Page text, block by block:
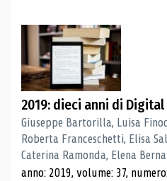
2019: dieci anni di Digital
Giuseppe Bartorilla, Luisa
Roberta Franceschetti, Elisa
Caterina Ramonda, Elena
anno: 2019, volume: 37,